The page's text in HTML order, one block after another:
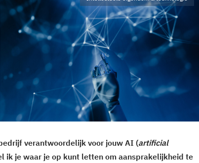
verantwoordelijk voor jouw AI (artificial
ik je waar je op kunt letten om aansprakelijkheid te